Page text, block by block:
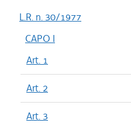
L.R. n. 30/1977
CAPO I
Art. 1
Art. 2
Art. 3